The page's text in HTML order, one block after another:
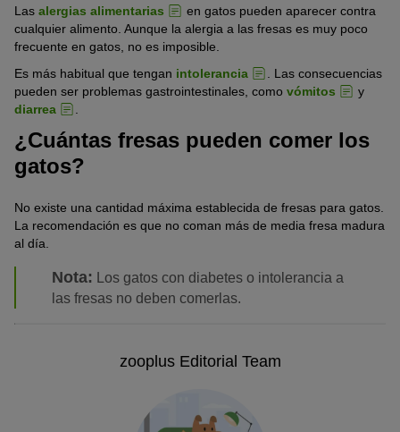
Las alergias alimentarias
en gatos pueden aparecer contra
cualquier alimento. Aunque la alergia a las fresas es muy poco
frecuente en gatos, no es imposible.
Es más habitual que tengan intolerancia
. Las consecuencias
pueden ser problemas gastrointestinales, como vómitos
y
diarrea
¿Cuántas fresas pueden comer los
gatos?
No existe una cantidad máxima establecida de fresas para gatos.
La recomendación es que no coman más de media fresa madura
al día.
Nota:
Los gatos con diabetes o intolerancia a
las fresas no deben comerlas.
zooplus Editorial Team